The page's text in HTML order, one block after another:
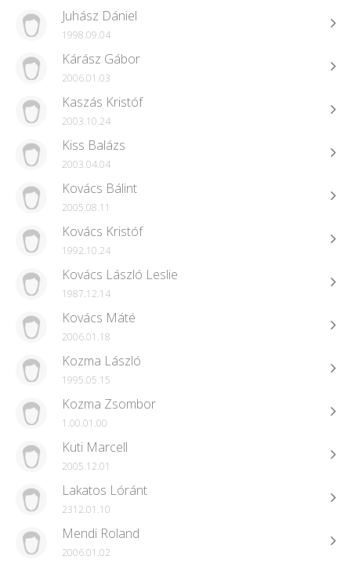
Juhász Dániel
1998.09.04
Kárász Gábor
2006.01.03
Kaszás Kristóf
2003.10.24
Kiss Balázs
2003.04.04
Kovács Bálint
2005.08.11
Kovács Kristóf
1992.10.24
Kovács László Leslie
1987.12.14
Kovács Máté
2006.01.18
Kozma László
1995.05.15
Kozma Zsombor
1.00.01.00
Kuti Marcell
2005.12.01
Lakatos Lóránt
2312.01.10
Mendi Roland
2006.01.02